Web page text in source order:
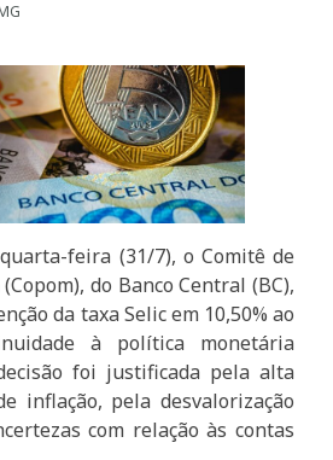
feira (31/7), o Comitê de
do Banco Central (BC),
da taxa Selic em 10,50% ao
à política monetária
foi justificada pela alta
inflação, pela desvalorização
com relação às contas